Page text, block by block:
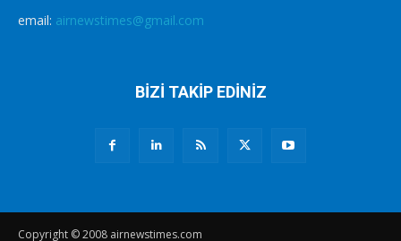
email: airnewstimes@gmail.com
BİZİ TAKİP EDİNİZ
Copyright © 2008 airnewstimes.com